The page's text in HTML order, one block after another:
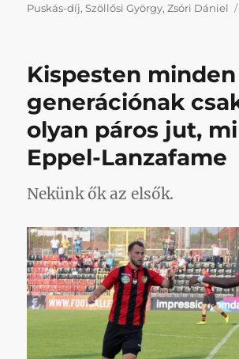
Puskás-díj,Szöllősi György,Zsóri Dániel
Kispesten minden
generációnak
olyan páros jut,
Eppel-Lanzafame
Nekünk ők az elsők.